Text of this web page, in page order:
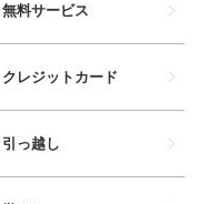
無料サービス
クレジットカード
引っ越し